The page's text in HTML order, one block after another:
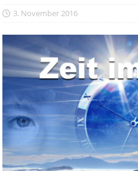
3. November 2016